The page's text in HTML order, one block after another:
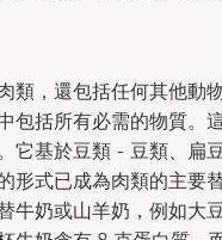
類，還包括任何其他動
包括所有必需的物質。
它基於豆類 - 豆類、扁
形式已成為肉類的主
牛奶或山羊奶，例如大